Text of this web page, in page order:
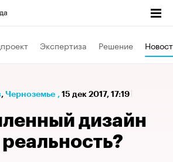
Экспертиза Решение
⁠, Черноземье , 15 дек 2017, 17:19
дизайн